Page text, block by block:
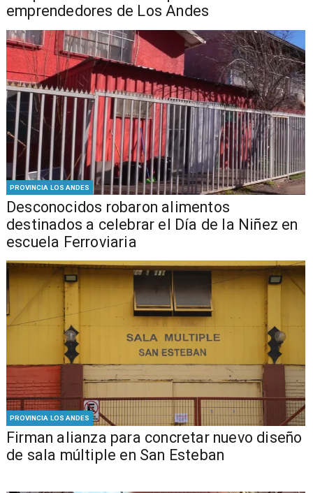
emprendedores de Los Andes
PROVINCIA LOS ANDES
Desconocidos robaron alimentos
destinados a celebrar el Día de la Niñez en
escuela Ferroviaria
PROVINCIA LOS ANDES
​​Firman alianza para concretar nuevo diseño
de sala múltiple en San Esteban